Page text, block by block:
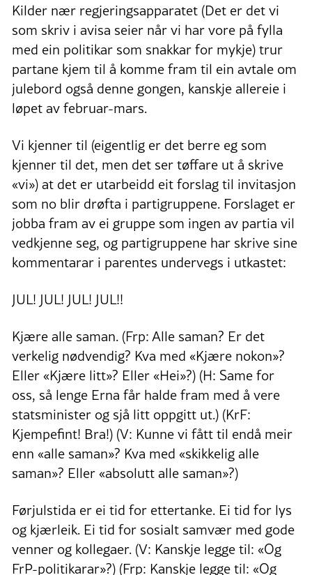
Kilder nær regjeringsapparatet (Det er det vi
som skriv i avisa seier når vi har vore på fylla
med ein politikar som snakkar for mykje) trur
partane kjem til å komme fram til ein avtale om
julebord også denne gongen, kanskje allereie i
løpet av februar-mars.
Vi kjenner til (eigentlig er det berre eg som
kjenner til det, men det ser tøffare ut å skrive
«vi») at det er utarbeidd eit forslag til invitasjon
som no blir drøfta i partigruppene. Forslaget er
jobba fram av ei gruppe som ingen av partia vil
vedkjenne seg, og partigruppene har skrive sine
kommentarar i parentes undervegs i utkastet:
JUL! JUL! JUL! JUL!!
Kjære alle saman. (Frp: Alle saman? Er det
verkelig nødvendig? Kva med «Kjære nokon»?
Eller «Kjære litt»? Eller «Hei»?) (H: Same for
oss, så lenge Erna får halde fram med å vere
statsminister og sjå litt oppgitt ut.) (KrF:
Kjempefint! Bra!) (V: Kunne vi fått til endå meir
enn «alle saman»? Kva med «skikkelig alle
saman»? Eller «absolutt alle saman»?)
Førjulstida er ei tid for ettertanke. Ei tid for lys
og kjærleik. Ei tid for sosialt samvær med gode
venner og kollegaer. (V: Kanskje legge til: «Og
FrP-politikarar»?) (Frp: Kanskje legge til: «Og